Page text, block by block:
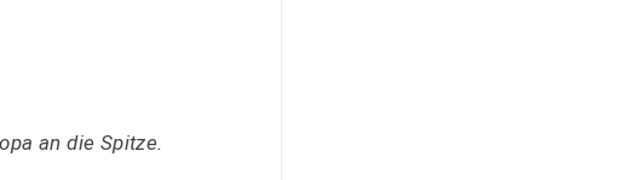
an die Spitze.